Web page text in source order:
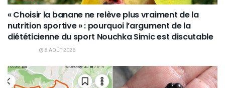
« Choisir la banane ne relève plus vraiment de la
nutrition sportive » : pourquoi l’argument de la
diététicienne du sport Nouchka Simic est discutable
8 AOÛT 2026